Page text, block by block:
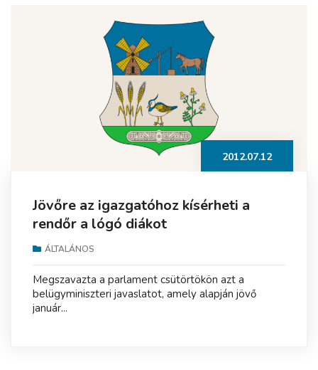
2012.07.12
Jövőre az igazgatóhoz kísérheti a
rendőr a lógó diákot
ÁLTALÁNOS
Megszavazta a parlament csütörtökön azt a
belügyminiszteri javaslatot, amely alapján jövő
január...